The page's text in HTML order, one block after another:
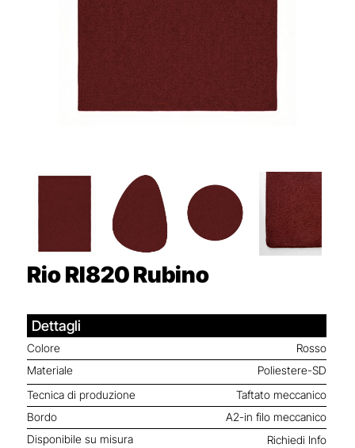
Rio RI820Rubino
Dettagli
Colore
Rosso
Materiale
Poliestere-SD
Tecnica di produzione
Taftato meccanico
Bordo
A2-in filo meccanico
Disponibile su misura
Richiedi Info